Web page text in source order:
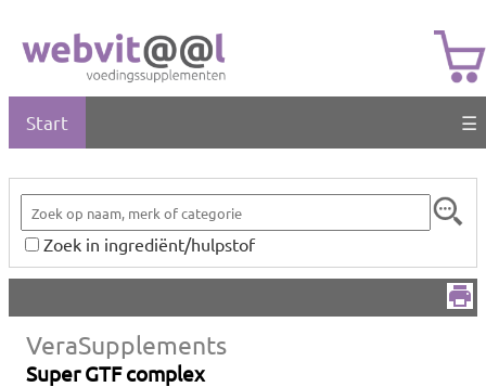
Start ☰
Zoek in ingrediënt/hulpstof
VeraSupplements
Super GTF complex